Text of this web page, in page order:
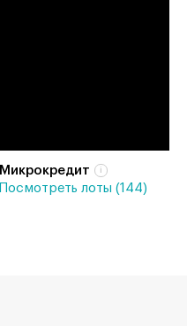
Микрокредит
Посмотреть лоты (144)